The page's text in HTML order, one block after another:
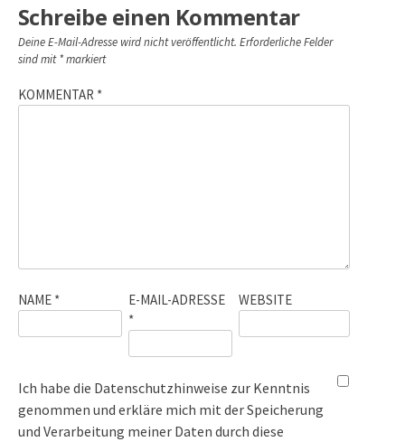
Schreibe einen Kommentar
Deine E-Mail-Adresse wird nicht veröffentlicht. Erforderliche Felder
sind mit*markiert
KOMMENTAR *
NAME *
E-MAIL-ADRESSE
*
WEBSITE
Ich habe die Datenschutzhinweise zur Kenntnis
genommen und erkläre mich mit der Speicherung
und Verarbeitung meiner Daten durch diese